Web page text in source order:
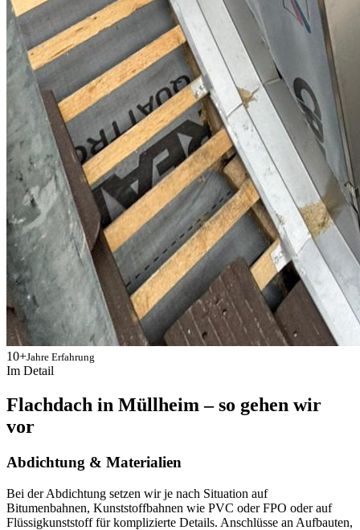
10+Jahre Erfahrung
Im Detail
Flachdach in Müllheim – so gehen wir
vor
Abdichtung & Materialien
Bei der Abdichtung setzen wir je nach Situation auf
Bitumenbahnen, Kunststoffbahnen wie PVC oder FPO oder auf
Flüssigkunststoff für komplizierte Details. Anschlüsse an Aufbauten,